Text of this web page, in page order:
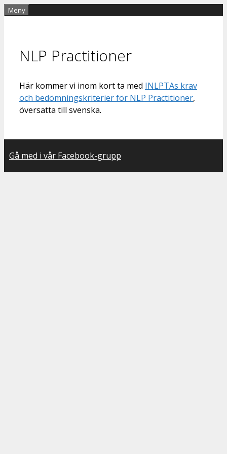
Hoppa
Meny
NLP Practitioner
Här kommer vi inom kort ta med INLPTAs krav
och bedömningskriterier för NLP Practitioner,
översatta till svenska.
Gå med i vår Facebook-grupp